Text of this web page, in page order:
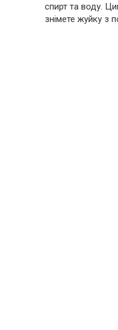
спирт та воду.
знімете жуйку з